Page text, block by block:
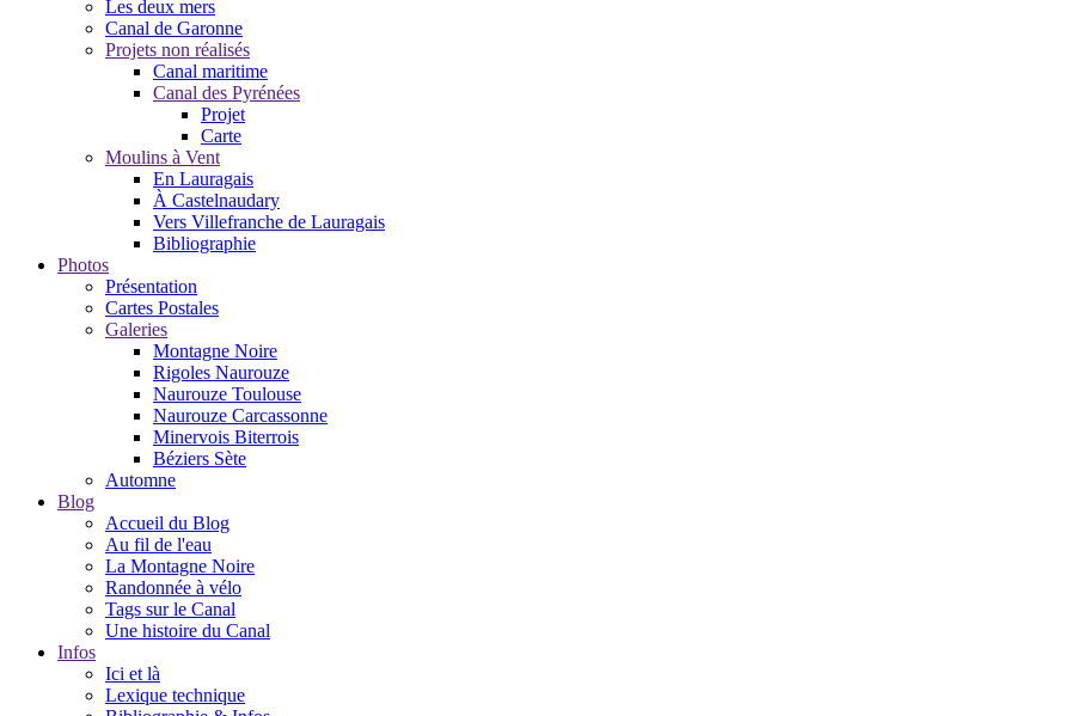
Les deux mers
Canal de Garonne
Projets non réalisés
Canal maritime
Canal des Pyrénées
Projet
Carte
Moulins à Vent
En Lauragais
À Castelnaudary
Vers Villefranche de Lauragais
Bibliographie
Photos
Présentation
Cartes Postales
Galeries
Montagne Noire
Rigoles Naurouze
Naurouze Toulouse
Naurouze Carcassonne
Minervois Biterrois
Béziers Sète
Automne
Blog
Accueil du Blog
Au fil de l'eau
La Montagne Noire
Randonnée à vélo
Tags sur le Canal
Une histoire du Canal
Infos
Ici et là
Lexique technique